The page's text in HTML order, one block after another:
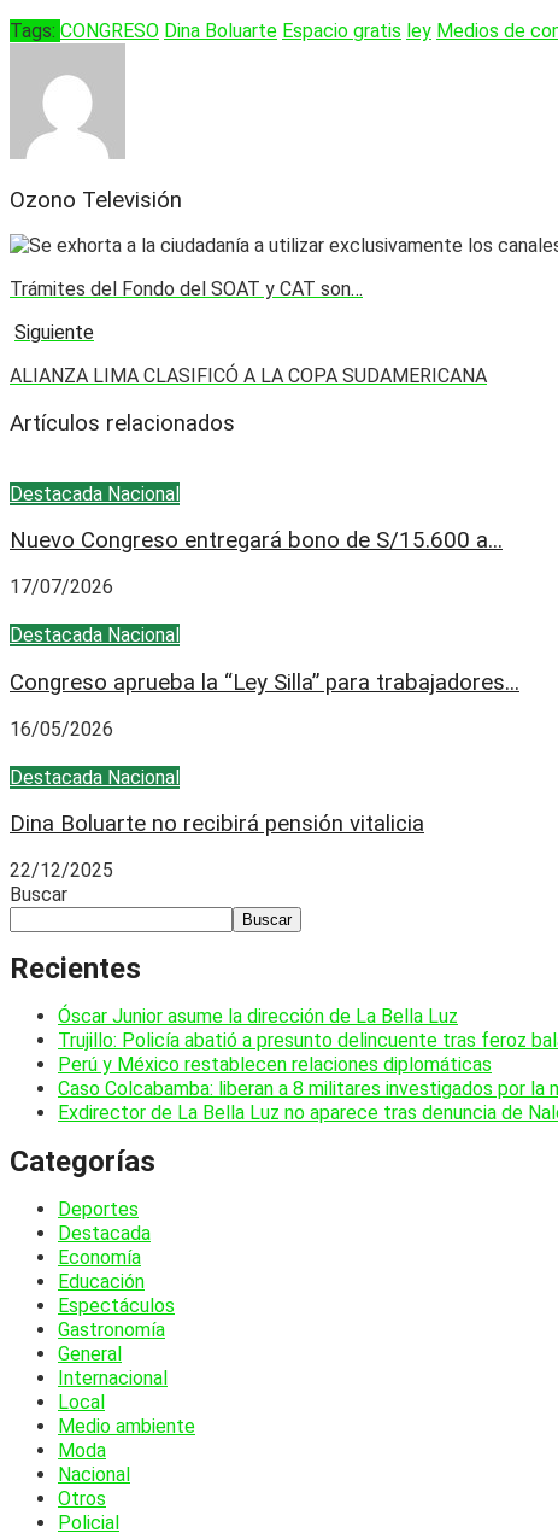
Tags: CONGRESO Dina Boluarte Espacio gratis ley Medios de
Ozono Televisión
Trámites del Fondo del SOAT y CAT son…
Siguiente
ALIANZA LIMA CLASIFICÓ A LA COPA SUDAMERICANA
Artículos relacionados
Destacada Nacional
Nuevo Congreso entregará bono de S/15.600 a...
17/07/2026
Destacada Nacional
Congreso aprueba la “Ley Silla” para trabajadores...
16/05/2026
Destacada Nacional
Dina Boluarte no recibirá pensión vitalicia
22/12/2025
Buscar
Buscar
Recientes
Óscar Junior asume la dirección de La Bella Luz
Trujillo: Policía abatió a presunto delincuente tras feroz
Perú y México restablecen relaciones diplomáticas
Caso Colcabamba: liberan a 8 militares investigados por la
Exdirector de La Bella Luz no aparece tras denuncia de
Categorías
Deportes
Destacada
Economía
Educación
Espectáculos
Gastronomía
General
Internacional
Local
Medio ambiente
Moda
Nacional
Otros
Policial